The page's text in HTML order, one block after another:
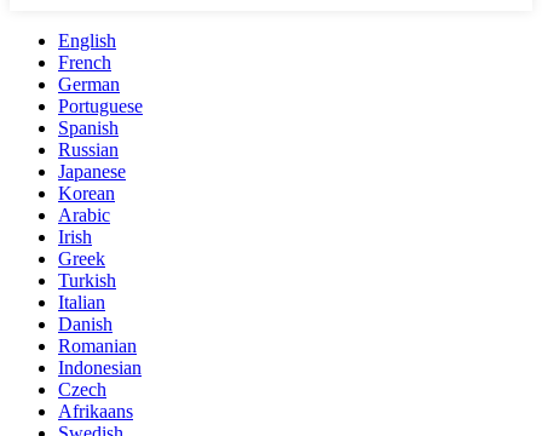
English
French
German
Portuguese
Spanish
Russian
Japanese
Korean
Arabic
Irish
Greek
Turkish
Italian
Danish
Romanian
Indonesian
Czech
Afrikaans